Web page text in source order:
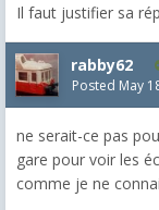
Il faut justifier sa
rabby62
Posted May
ne serait-ce pas
gare pour voir les
comme je ne